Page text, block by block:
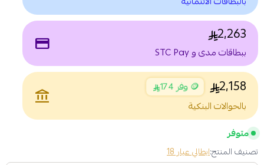
2,263
ببطاقات مدى و STC Pay payment
2,158 🪙 وفر 174
بالحوالات البنكية
account_balance
متوفر
تصنيف المنتج:ايطالي عيار 18